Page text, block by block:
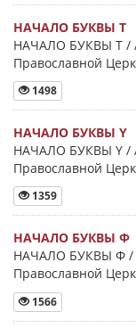
НАЧАЛО БУКВЫ Τ
НАЧАЛО БУКВЫ Τ /
Православной
1498
НАЧАЛО БУКВЫ Y
НАЧАЛО БУКВЫ Y /
Православной
1359
НАЧАЛО БУКВЫ Φ
НАЧАЛО БУКВЫ Φ /
Православной
1566